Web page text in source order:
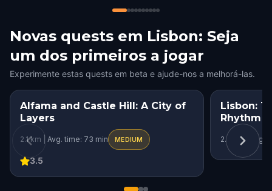
Novas quests em Lisbon: Seja
um dos primeiros a jogar
Experimente estas quests em beta e ajude-nos a melhorá-las.
Alfama and Castle Hill: A City of
Layers
2.1 km | Avg. time: 73 min MEDIUM
3.5
Lisbon:
Rhythm
2.9 km | Avg.